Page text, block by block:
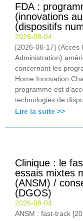
FDA :
(innovations
(dispositifs
2026-08-04
[2026-06-17] (Accès
Administration)
concernant les
Home Innovation
programme est
technologies de
Lire la suite >>
Clinique : le
essais mixtes
(ANSM) /
(DGOS)
2026-08-04
ANSM : fast-track